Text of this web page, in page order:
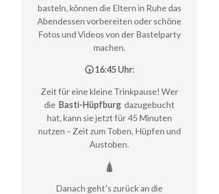
basteln, können die Eltern in Ruhe das
Abendessen vorbereiten oder schöne
Fotos und Videos von der Bastelparty
machen.
🕟 16:45 Uhr:
Zeit für eine kleine Trinkpause! Wer
die Basti-Hüpfburg dazugebucht
hat, kann sie jetzt für 45 Minuten
nutzen – Zeit zum Toben, Hüpfen und
Austoben.
🛕
Danach geht’s zurück an die